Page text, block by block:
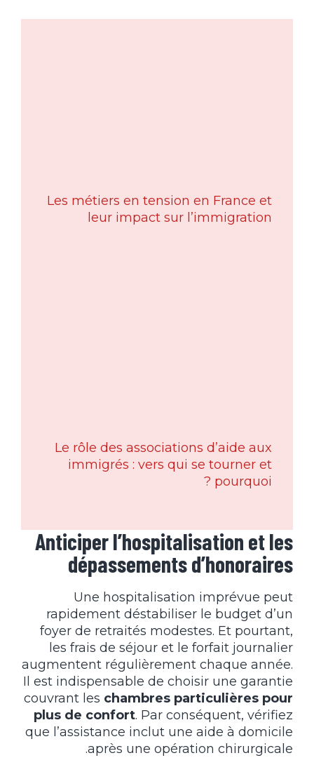
Les métiers en tension en France et
leur impact sur l’immigration
Le rôle des associations d’aide aux
immigrés : vers qui se tourner et
pourquoi ?
Anticiper l’hospitalisation et les
dépassements d’honoraires
Une hospitalisation imprévue peut
rapidement déstabiliser le budget d’un
foyer de retraités modestes. Et pourtant,
les frais de séjour et le forfait journalier
augmentent régulièrement chaque année.
Il est indispensable de choisir une garantie
couvrant les chambres particulières pour
plus de confort. Par conséquent, vérifiez
que l’assistance inclut une aide à domicile
après une opération chirurgicale.